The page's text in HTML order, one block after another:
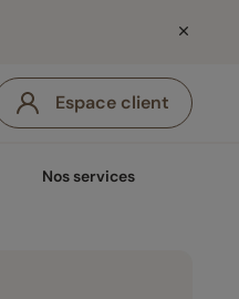
Espace client
Nos services